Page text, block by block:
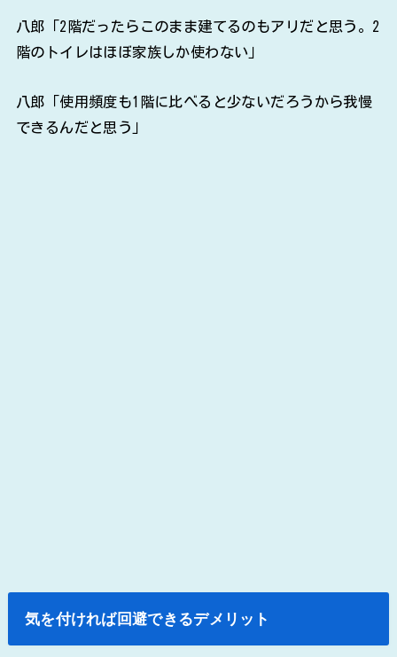
八郎「2階だったらこのまま建てるのもアリだと思う。2
階のトイレはほぼ家族しか使わない」
八郎「使用頻度も1階に比べると少ないだろうから我慢
できるんだと思う」
気を付ければ回避できるデメリット